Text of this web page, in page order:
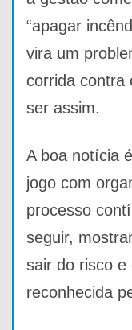
“apagar
vira um
corrida contra
ser assim.
A boa notícia
jogo com
processo
seguir,
sair do risco e
reconhecida